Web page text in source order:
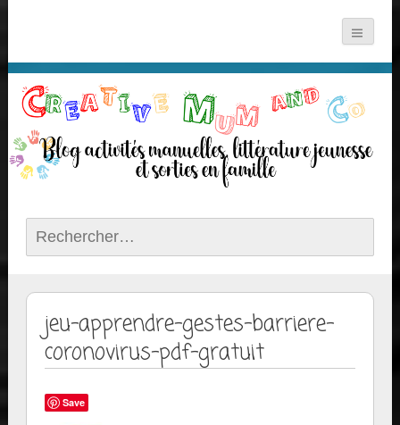
Rechercher :
jeu-apprendre-gestes-barriere-
coronovirus-pdf-gratuit
Save